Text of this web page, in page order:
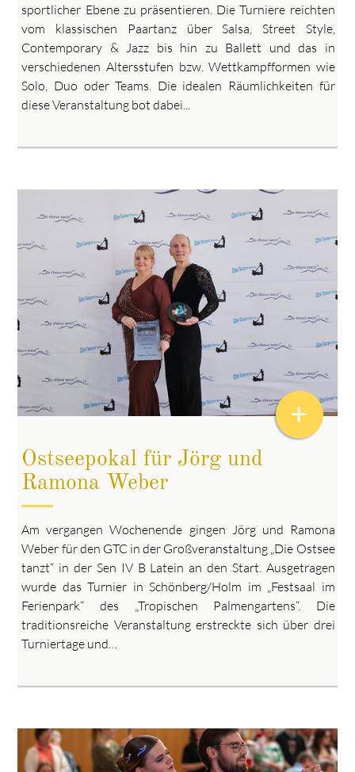
sportlicher Ebene zu präsentieren. Die Turniere reichten
vom klassischen Paartanz über Salsa, Street Style,
Contemporary & Jazz bis hin zu Ballett und das in
verschiedenen Altersstufen bzw. Wettkampfformen wie
Solo, Duo oder Teams. Die idealen Räumlichkeiten für
diese Veranstaltung bot dabei...
Ostseepokal für Jörg und
Ramona Weber
Am vergangen Wochenende gingen Jörg und Ramona
Weber für den GTC in der Großveranstaltung „Die Ostsee
tanzt“ in der Sen IV B Latein an den Start. Ausgetragen
wurde das Turnier in Schönberg/Holm im „Festsaal im
Ferienpark“ des „Tropischen Palmengartens“. Die
traditionsreiche Veranstaltung erstreckte sich über drei
Turniertage und…
+